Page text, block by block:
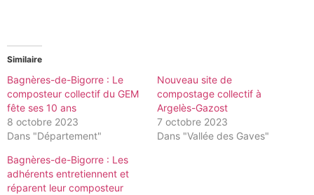
Similaire
Bagnères-de-Bigorre : Le
composteur collectif du GEM
fête ses 10 ans
8 octobre 2023
Dans "Département"
Nouveau site de
compostage collectif à
Argelès-Gazost
7 octobre 2023
Dans "Vallée des Gaves"
Bagnères-de-Bigorre : Les
adhérents entretiennent et
réparent leur composteur